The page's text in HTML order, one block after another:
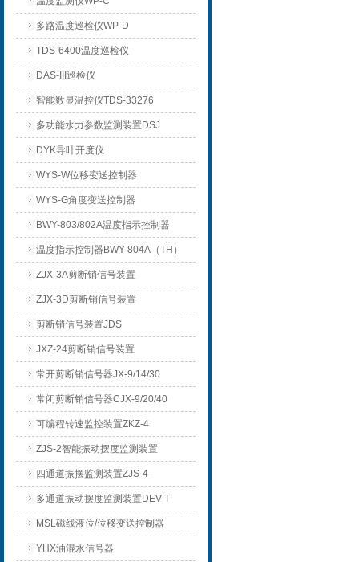
多路温度巡检仪WP-D
TDS-6400温度巡检仪
DAS-III巡检仪
智能数显温控仪TDS-33276
多功能水力参数监测装置DSJ
DYK导叶开度仪
WYS-W位移变送控制器
WYS-G角度变送控制器
BWY-803/802A温度指示控制器
温度指示控制器BWY-804A（TH）
ZJX-3A剪断销信号装置
ZJX-3D剪断销信号装置
剪断销信号装置JDS
JXZ-24剪断销信号装置
常开剪断销信号器JX-9/14/30
常闭剪断销信号器CJX-9/20/40
可编程转速监控装置ZKZ-4
ZJS-2智能振动摆度监测装置
四通道振摆监测装置ZJS-4
多通道振动摆度监测装置DEV-T
MSL磁线液位/位移变送控制器
YHX油混水信号器